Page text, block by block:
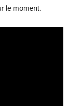
le moment.